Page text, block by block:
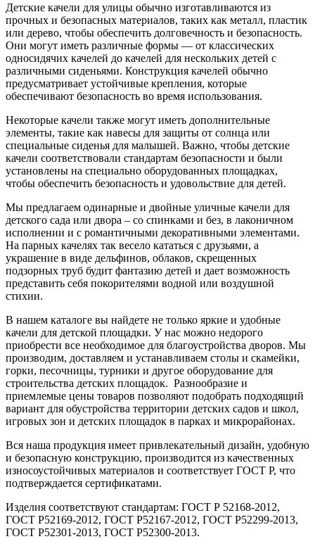
Детские качели для улицы обычно изготавливаются из
прочных и безопасных материалов, таких как металл, пластик
или дерево, чтобы обеспечить долговечность и безопасность.
Они могут иметь различные формы — от классических
односидячих качелей до качелей для нескольких детей с
различными сиденьями. Конструкция качелей обычно
предусматривает устойчивые крепления, которые
обеспечивают безопасность во время использования.
Некоторые качели также могут иметь дополнительные
элементы, такие как навесы для защиты от солнца или
специальные сиденья для малышей. Важно, чтобы детские
качели соответствовали стандартам безопасности и были
установлены на специально оборудованных площадках,
чтобы обеспечить безопасность и удовольствие для детей.
Мы предлагаем одинарные и двойные уличные качели для
детского сада или двора – со спинками и без, в лаконичном
исполнении и с романтичными декоративными элементами.
На парных качелях так весело кататься с друзьями, а
украшение в виде дельфинов, облаков, скрещенных
подзорных труб будит фантазию детей и дает возможность
представить себя покорителями водной или воздушной
стихии.
В нашем каталоге вы найдете не только яркие и удобные
качели для детской площадки. У нас можно недорого
приобрести все необходимое для благоустройства дворов. Мы
производим, доставляем и устанавливаем столы и скамейки,
горки, песочницы, турники и другое оборудование для
строительства детских площадок. Разнообразие и
приемлемые цены товаров позволяют подобрать подходящий
вариант для обустройства территории детских садов и школ,
игровых зон и детских площадок в парках и микрорайонах.
Вся наша продукция имеет привлекательный дизайн, удобную
и безопасную конструкцию, производится из качественных
износоустойчивых материалов и соответствует ГОСТ Р, что
подтверждается сертификатами.
Изделия соответствуют стандартам: ГОСТ Р 52168-2012,
ГОСТ Р52169-2012, ГОСТ Р52167-2012, ГОСТ Р52299-2013,
ГОСТ Р52301-2013, ГОСТ Р52300-2013.